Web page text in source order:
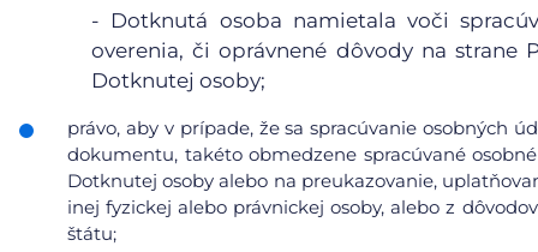
- Dotknutá osoba namietala voči
overenia, či oprávnené dôvody na strane
Dotknutej osoby;
právo, aby v prípade, že sa spracúvanie osobných
dokumentu, takéto obmedzene spracúvané
Dotknutej osoby alebo na preukazovanie,
inej fyzickej alebo právnickej osoby, alebo z
štátu;